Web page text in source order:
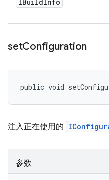
IBuildInfo
setConfiguration
public void
注入正在使用的
参数